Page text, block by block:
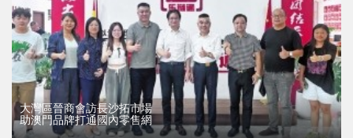
大灣區晉商會訪長沙拓市場
助澳門品牌打通國內零售網